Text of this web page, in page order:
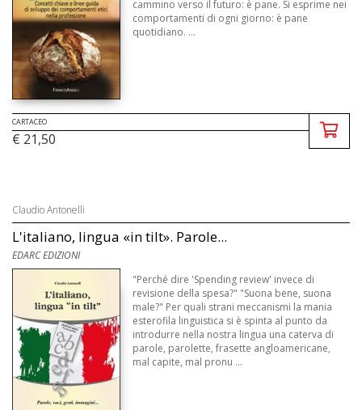
cammino verso il futuro: è pane. Si esprime nei
comportamenti di ogni giorno: è pane
quotidiano. ...
CARTACEO
€ 21,50
Claudio Antonelli
L'italiano, lingua «in tilt». Parole...
EDARC EDIZIONI
"Perché dire 'Spending review' invece di
revisione della spesa?" "Suona bene, suona
male?" Per quali strani meccanismi la mania
esterofila linguistica si è spinta al punto da
introdurre nella nostra lingua una caterva di
parole, parolette, frasette angloamericane,
mal capite, mal pronu ...